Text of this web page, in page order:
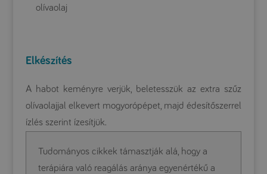
olívaolaj
Elkészítés
A habot keményre verjük, beletesszük az extra szűz
olívaolajjal elkevert mogyorópépet, majd édesítőszerrel
ízlés szerint ízesítjük.
Tudományos cikkek támasztják alá, hogy a
terápiára való reagálás aránya egyenértékű a